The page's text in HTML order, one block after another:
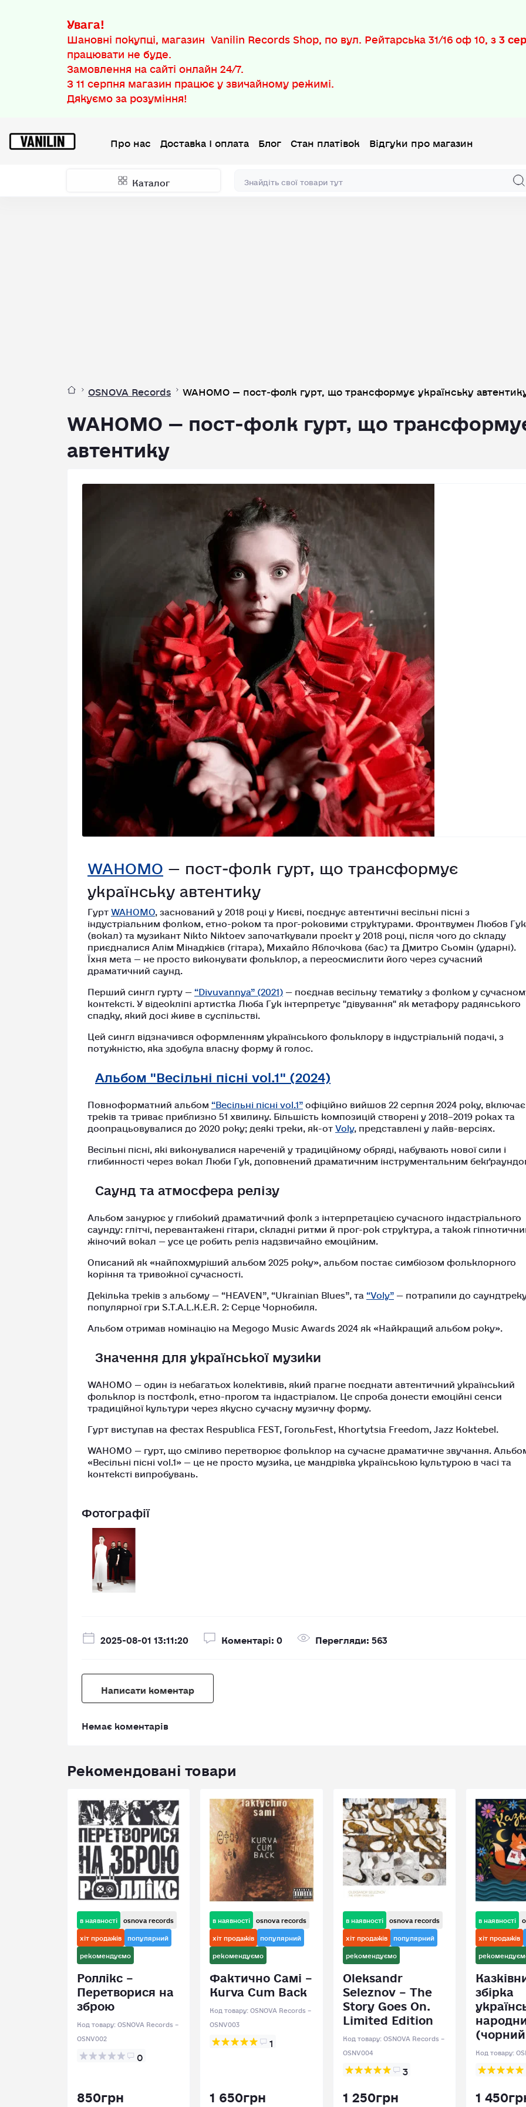
Увага!
Шановні покупці, магазин Vanilin Records Shop, по вул. Рейтарська 31/16 оф 10, з3
працювати не буде.
Замовлення на сайті онлайн 24/7.
З11 серпня магазин працює у звичайному режимі.
Дякуємо за розуміння!
Про нас Доставка І оплата Блог Стан платівок Відгуки про магазин
Каталог
OSNOVA Records WAHOMO — пост‑фолк гурт, що трансформує українську
WAHOMO — пост‑фолк гурт, що
автентику
WAHOMO — пост‑фолк гурт, що трансформує
українську автентику
ГуртWAHOMO , заснований у 2018 році у Києві, поєднує автентичні весільні пісні з
індустріальним фолком, етно-роком та прог-роковими структурами. Фронтвумен Любов Гук
(вокал) та музикант Nikto Niktoev започаткували проєкт у 2018 році, після чого до складу
приєдналися Алім Мінаджієв (гітара), Михайло Яблочкова (бас) та Дмитро Сьомін (ударні).
Їхня мета — не просто виконувати фольклор, а переосмислити його через сучасний
драматичний саунд.
Перший сингл гурту —“Divuvannya” (2021)— поєднав весільну тематику з фолком у
контексті. У відеокліпі артистка Люба Гук інтерпретує "дівування" як метафору радянського
спадку, який досі живе в суспільстві.
Цей сингл відзначився оформленням українського фольклору в індустріальній подачі, з
потужністю, яка здобула власну форму й голос.
Альбом "Весільні пісні vol.1" (2024)
Повноформатний альбом“Весільні пісні vol.1”офіційно вийшов 22 серпня 2024 року,
треків та триває приблизно 51 хвилину. Більшість композицій створені у 2018–2019 роках та
доопрацьовувалися до 2020 року; деякі треки, як-отVoly, представлені у лайв-версіях.
Весільні пісні, які виконувалися нареченій у традиційному обряді, набувають нової сили і
глибинності через вокал Люби Гук, доповнений драматичним інструментальним
Саунд та атмосфера релізу
Альбом занурює у глибокий драматичний фолк з інтерпретацією сучасного індастріального
саунду: глітчі, перевантажені гітари, складні ритми й прог-рок структура, а також
жіночий вокал — усе це робить реліз надзвичайно емоційним.
Описаний як «найпохмуріший альбом 2025 року», альбом постає симбіозом фольклорного
коріння та тривожної сучасності.
Декілька треків з альбому — “HEAVEN”, “Ukrainian Blues”, та“Voly”— потрапили до
популярної гри S.T.A.L.K.E.R. 2: Серце Чорнобиля.
Альбом отримав номінацію на Megogo Music Awards 2024 як «Найкращий альбом року».
Значення для української музики
WAHOMO — один із небагатьох колективів, який прагне поєднати автентичний український
фольклор із постфолк, етно-прогом та індастріалом. Це спроба донести емоційні сенси
традиційної культури через якусно сучасну музичну форму.
Гурт виступав на фестах Respublica FEST, ГогольFest, Khortytsia Freedom, Jazz Koktebel.
WAHOMO — гурт, що сміливо перетворює фольклор на сучасне драматичне звучання.
«Весільні пісні vol.1» — це не просто музика, це мандрівка українською культурою в часі та
контексті випробувань.
Фотографії
2025-08-01 13:11:20 Коментарі: 0 Перегляди: 563
Написати коментар
Немає коментарів
Рекомендовані товари
в наявності osnova records
хіт продажів популярний
рекомендуємо
Роллікс –
Перетворися на
зброю
Код товару:OSNOVA Records –
OSNV002
0
850грн
в наявності osnova records
хіт продажів популярний
рекомендуємо
Фактично Самі –
Kurva Cum Back
Код товару:OSNOVA Records –
OSNV003
1
1 650грн
в наявності osnova records
хіт продажів популярний
рекомендуємо
Oleksandr
Seleznov – The
Story Goes On.
Limited Edition
Код товару:OSNOVA Records –
OSNV004
3
1 250грн
в наявності
хіт продажів
збірка
Код товару:
1